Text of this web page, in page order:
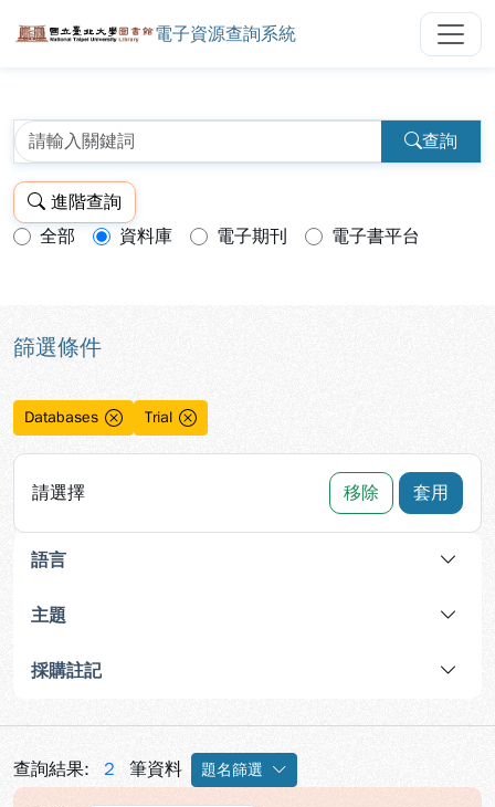
國立臺北大學圖書館電子資源查
電子資源查詢系統
查詢
進階查詢
查詢模式：
全部 資料庫 電子期刊 電子書平台
篩選條件
Databases Trial
請選擇 移除 套用
語言
主題
採購註記
查詢結果: 2 筆資料 題名篩選